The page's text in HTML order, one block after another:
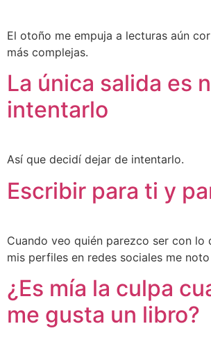
El otoño me empuja a lecturas aún
más complejas.
La única salida es
intentarlo
Así que decidí dejar de intentarlo.
Escribir para ti y
Cuando veo quién parezco ser con lo
mis perfiles en redes sociales me
¿Es mía la culpa
me gusta un libro?